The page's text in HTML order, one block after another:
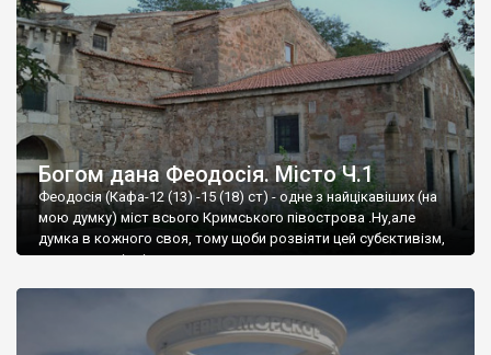
Богом дана Феодосія. Місто Ч.1
Феодосія (Кафа-12 (13) -15 (18) ст) - одне з найцікавіших (на
мою думку) міст всього Кримського півострова .Ну,але
думка в кожного своя, тому щоби розвіяти цей субєктивізм,
запрошую відвідати це